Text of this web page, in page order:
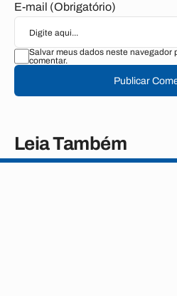
E-mail (Obrigatório)
Salvar meus dados neste navegador
comentar.
Publicar
Leia Também